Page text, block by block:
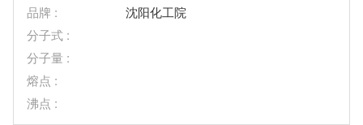
品牌 :
沈阳化工院
分子式 :
分子量 :
熔点 :
沸点 :